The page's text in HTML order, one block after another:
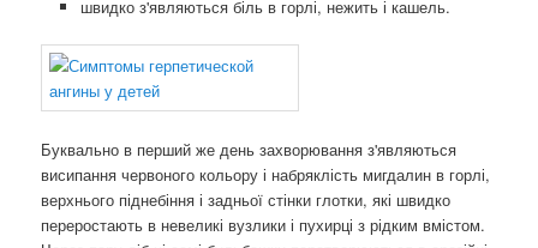
швидко з'являються біль в горлі, нежить і кашель.
Буквально в перший же день захворювання з'являються
висипання червоного кольору і набряклість мигдалин в горлі,
верхнього піднебіння і задньої стінки глотки, які швидко
переростають в невеликі вузлики і пухирці з рідким вмістом.